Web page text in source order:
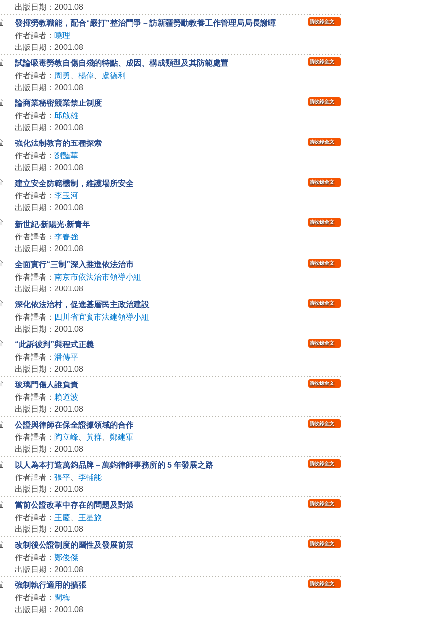
出版日期：2001.08
發揮勞教職能，配合“嚴打”整治鬥爭－訪新疆勞動教養工作管理局局長謝暉
作者譯者： 曉理
出版日期：2001.08
請收錄全文
試論吸毒勞教自傷自殘的特點、成因、構成類型及其防範處置
作者譯者： 周勇 楊偉、
盧德利
出版日期：2001.08
請收錄全文
論商業秘密競業禁止制度
作者譯者： 邱啟雄
出版日期：2001.08
請收錄全文
強化法制教育的五種探索
作者譯者： 劉豔華
出版日期：2001.08
請收錄全文
建立安全防範機制，維護場所安全
作者譯者： 李玉河
出版日期：2001.08
請收錄全文
新世紀‧新陽光‧新青年
作者譯者： 李春強
出版日期：2001.08
請收錄全文
全面實行“三制”深入推進依法治市
作者譯者： 南京市依法治市領導小組
出版日期：2001.08
請收錄全文
深化依法治村，促進基層民主政治建設
作者譯者： 四川省宜賓市法建領導小組
出版日期：2001.08
請收錄全文
“此訴彼判”與程式正義
作者譯者： 潘傳平
出版日期：2001.08
請收錄全文
玻璃門傷人誰負責
作者譯者： 賴道波
出版日期：2001.08
請收錄全文
公證與律師在保全證據領域的合作
作者譯者： 陶立峰 黃群、 鄭建軍
出版日期：2001.08
請收錄全文
以人為本打造萬鈞品牌－萬鈞律師事務所的 5 年發展之路
作者譯者： 張平、 李輔能
出版日期：2001.08
請收錄全文
當前公證改革中存在的問題及對策
作者譯者： 王慶
王星旅
出版日期：2001.08
請收錄全文
改制後公證制度的屬性及發展前景
作者譯者： 鄭俊傑
出版日期：2001.08
請收錄全文
強制執行適用的擴張
作者譯者： 閆梅
出版日期：2001.08
請收錄全文